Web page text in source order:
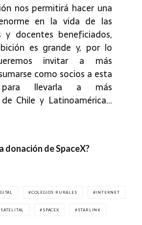
nos permitirá hacer una
en la vida de las
y docentes beneficiados,
es grande y, por lo
invitar a más
como socios a esta
para llevarla a más
Chile y Latinoamérica…
donación de SpaceX?
COLEGIOS RURALES INTERNET
SPACEX STARLINK